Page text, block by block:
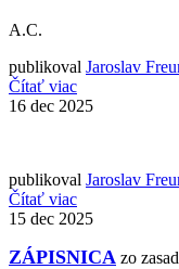
A.C.
publikoval Jaroslav
Čítať viac
16 dec 2025
publikoval Jaroslav
Čítať viac
15 dec 2025
ZÁPISNICA zo